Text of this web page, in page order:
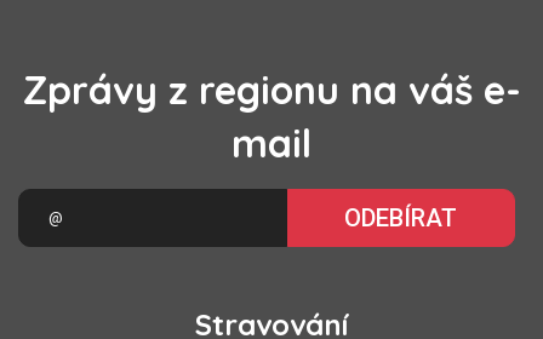
Zprávy z regionu na váš e-
mail
ODEBÍRAT
Stravování